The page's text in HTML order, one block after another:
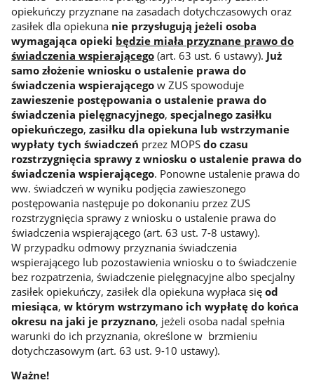
opiekuńczy przyznane na zasadach dotychczasowych oraz
zasiłek dla opiekuna nie przysługują jeżeli osoba
wymagająca opieki będzie miała przyznane prawo do
świadczenia wspierającego(art. 63 ust. 6 ustawy). Już
samo złożenie wniosku o ustalenie prawa do
świadczenia wspierającegow ZUS spowoduje
zawieszenie postępowania o ustalenie prawa do
świadczenia pielęgnacyjnego, specjalnego zasiłku
opiekuńczego, zasiłku dla opiekuna lub wstrzymanie
wypłaty tych świadczeń przez MOPS do czasu
rozstrzygnięcia sprawy z wniosku o ustalenie prawa do
świadczenia wspierającego. Ponowne ustalenie prawa do
ww. świadczeń w wyniku podjęcia zawieszonego
postępowania następuje po dokonaniu przez ZUS
rozstrzygnięcia sprawy z wniosku o ustalenie prawa do
świadczenia wspierającego (art. 63 ust. 7-8 ustawy).
W przypadku odmowy przyznania świadczenia
wspierającego lub pozostawienia wniosku o to świadczenie
bez rozpatrzenia, świadczenie pielęgnacyjne albo specjalny
zasiłek opiekuńczy, zasiłek dla opiekuna wypłaca się od
miesiąca, w którym wstrzymano ich wypłatę do końca
okresu na jaki je przyznano, jeżeli osoba nadal spełnia
warunki do ich przyznania, określone w brzmieniu
dotychczasowym (art. 63 ust. 9-10 ustawy).
Ważne!